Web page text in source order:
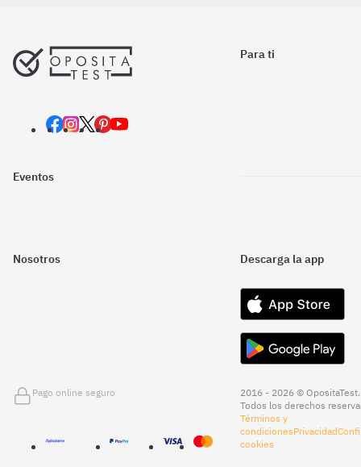
Para ti
Eventos
Nosotros Descarga la app
Pago online seguro
2016 - 2026 © OpositaTest.
Todos los derechos
Términos y
condicionesPrivacidad
cookies